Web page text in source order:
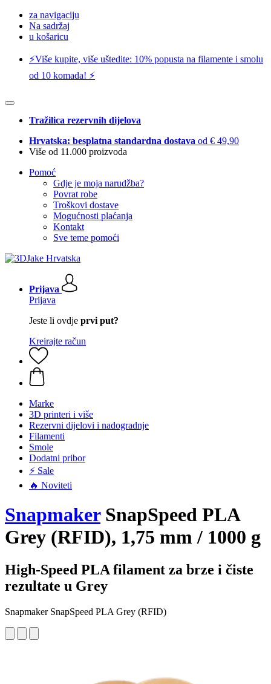
za navigaciju
Na sadržaj
u košaricu
⚡️Više kupite, više uštedite: 10% popusta na filamente i smolu
od 10 komada! ⚡️
Tražilica rezervnih dijelova
Hrvatska: besplatna standardna dostava od € 49,90
Više od 11.000 proizvoda
Pomoć
Gdje je moja narudžba?
Povrat robe
Troškovi dostave
Mogućnosti plaćanja
Kontakt
Sve teme pomoći
Prijava
Prijava
Jeste li ovdje prvi put?
Kreirajte račun
Marke
3D printeri i više
Rezervni dijelovi i nadogradnje
Filamenti
Smole
Dodatni pribor
⚡ Sale
🔥 Noviteti
SnapmakerSnapSpeed PLA
Grey (RFID), 1,75 mm / 1000 g
High-Speed PLA filament za brze i čiste
rezultate u Grey
Snapmaker SnapSpeed PLA Grey (RFID)